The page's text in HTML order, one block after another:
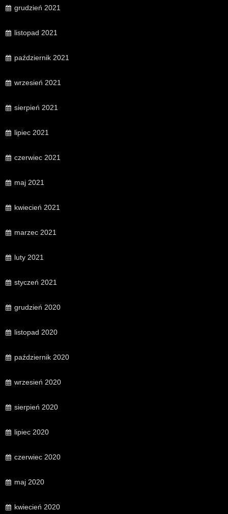
grudzień 2021
listopad 2021
październik 2021
wrzesień 2021
sierpień 2021
lipiec 2021
czerwiec 2021
maj 2021
kwiecień 2021
marzec 2021
luty 2021
styczeń 2021
grudzień 2020
listopad 2020
październik 2020
wrzesień 2020
sierpień 2020
lipiec 2020
czerwiec 2020
maj 2020
kwiecień 2020